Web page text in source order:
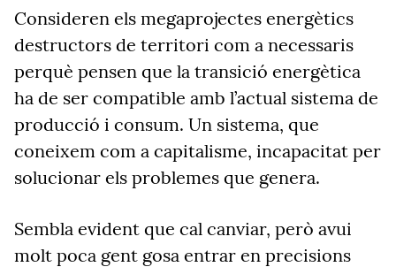
Consideren els megaprojectes energètics
destructors de territori com a necessaris
perquè pensen que la transició energètica
ha de ser compatible amb l’actual sistema de
producció i consum. Un sistema, que
coneixem com a capitalisme, incapacitat per
solucionar els problemes que genera.
Sembla evident que cal canviar, però avui
molt poca gent gosa entrar en precisions